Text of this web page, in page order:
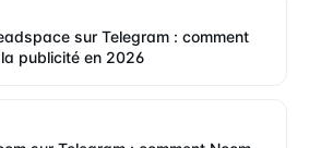
sur Telegram : comment
publicité en 2026